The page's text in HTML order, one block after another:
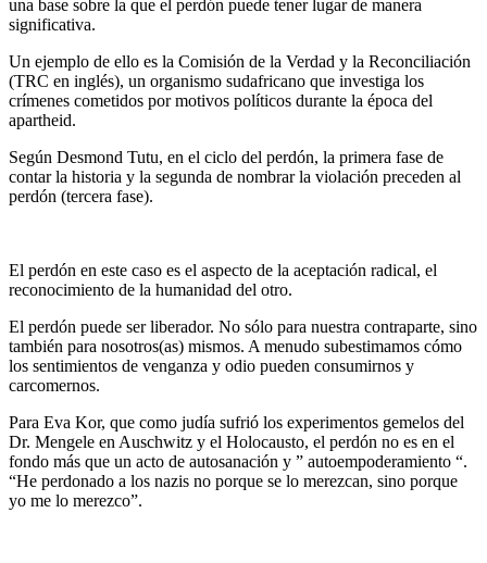
una base sobre la que el perdón puede tener lugar de manera
significativa.
Un ejemplo de ello es la Comisión de la Verdad y la Reconciliación
(TRC en inglés), un organismo sudafricano que investiga los
crímenes cometidos por motivos políticos durante la época del
apartheid.
Según Desmond Tutu, en el ciclo del perdón, la primera fase de
contar la historia y la segunda de nombrar la violación preceden al
perdón (tercera fase).
El perdón en este caso es el aspecto de la aceptación radical, el
reconocimiento de la humanidad del otro.
El perdón puede ser liberador. No sólo para nuestra contraparte, sino
también para nosotros(as) mismos. A menudo subestimamos cómo
los sentimientos de venganza y odio pueden consumirnos y
carcomernos.
Para Eva Kor, que como judía sufrió los experimentos gemelos del
Dr. Mengele en Auschwitz y el Holocausto, el perdón no es en el
fondo más que un acto de autosanación y ” autoempoderamiento “.
“He perdonado a los nazis no porque se lo merezcan, sino porque
yo me lo merezco”.